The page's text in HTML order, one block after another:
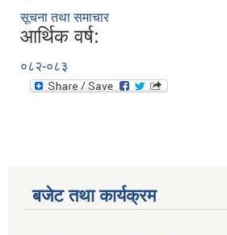
सूचना तथा समाचार
आर्थिक वर्ष:
०८२-०८३
बजेट तथा कार्यक्रम